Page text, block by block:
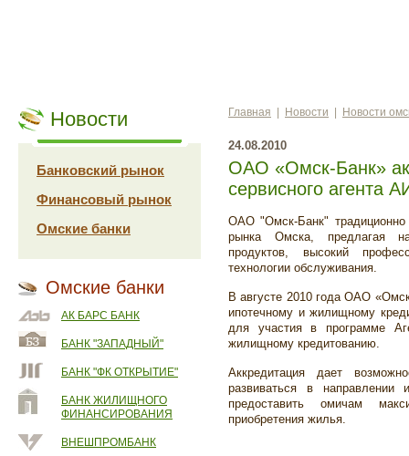
Новости
Банковский рынок
Финансовый рынок
Омские банки
Омские банки
АК БАРС БАНК
БАНК "ЗАПАДНЫЙ"
БАНК "ФК ОТКРЫТИЕ"
БАНК ЖИЛИЩНОГО
ФИНАНСИРОВАНИЯ
ВНЕШПРОМБАНК
Главная Новости Новости
24.08.2010
ОАО «Омск-Банк»
сервисного агента
ОАО "Омск-Банк" традиционно
рынка Омска, предлагая
продуктов, высокий
технологии обслуживания.
В августе 2010 года ОАО
ипотечному и жилищному
для участия в программе
жилищному кредитованию.
Аккредитация дает
развиваться в направлении
предоставить омичам
приобретения жилья.